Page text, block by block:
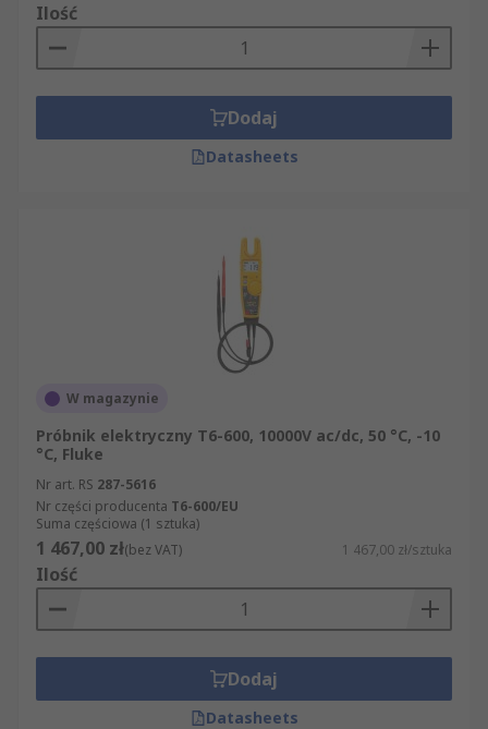
Ilość
Dodaj
Datasheets
W magazynie
Próbnik elektryczny T6-600, 10000V ac/dc, 50 °C, -10
°C, Fluke
Nr art. RS 287-5616
Nr części producenta T6-600/EU
Suma częściowa (1 sztuka)
1 467,00 zł(bez VAT) 1 467,00 zł/sztuka
Ilość
Dodaj
Datasheets